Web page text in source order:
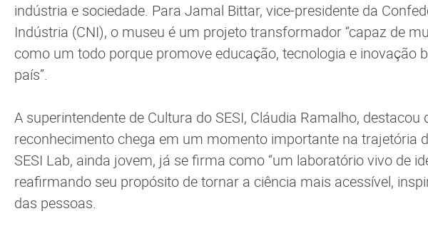
indústria e sociedade. Para Jamal Bittar, vice-presidente da
Indústria (CNI), o museu é um projeto transformador “capaz de
como um todo porque promove educação, tecnologia e inovação
país”.
A superintendente de Cultura do SESI, Cláudia Ramalho, destacou
reconhecimento chega em um momento importante na trajetória
SESI Lab, ainda jovem, já se firma como “um laboratório vivo de
reafirmando seu propósito de tornar a ciência mais acessível,
das pessoas.